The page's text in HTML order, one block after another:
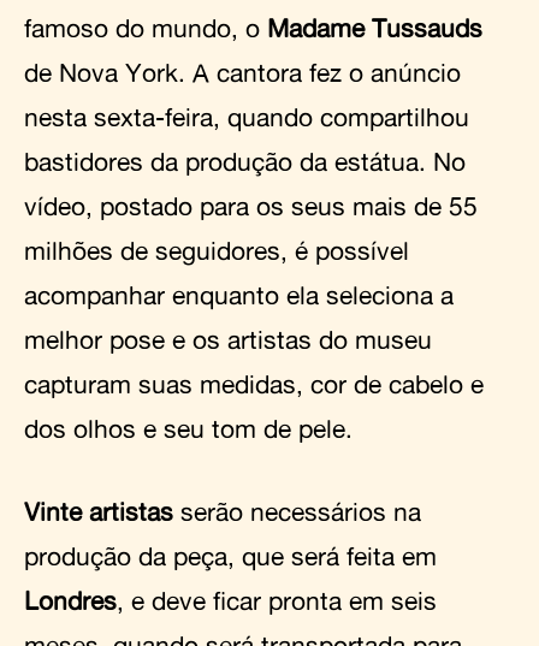
famoso do mundo, o Madame Tussauds
de Nova York. A cantora fez o anúncio
nesta sexta-feira, quando compartilhou
bastidores da produção da estátua. No
vídeo, postado para os seus mais de 55
milhões de seguidores, é possível
acompanhar enquanto ela seleciona a
melhor pose e os artistas do museu
capturam suas medidas, cor de cabelo e
dos olhos e seu tom de pele.
Vinte artistas serão necessários na
produção da peça, que será feita em
Londres, e deve ficar pronta em seis